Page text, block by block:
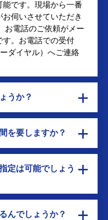
です。現場から一番
伺いさせていただき
お電話のご依頼がメー
す。お電話での受付
ーダイヤル）へご連絡
うか？
を要しますか？
定は可能でしょう
んでしょうか？